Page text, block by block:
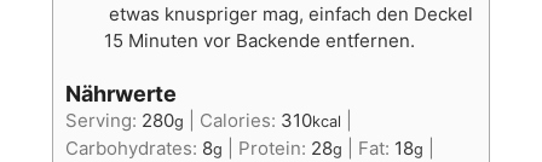
etwas knuspriger mag, einfach den Deckel
15 Minuten vor Backende entfernen.
Nährwerte
Serving: 280g Calories: 310kcal
Carbohydrates: 8g Protein: 28g Fat: 18g